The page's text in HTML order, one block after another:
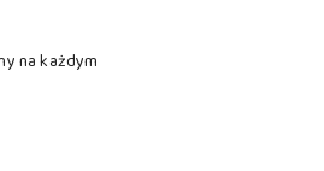
na każdym